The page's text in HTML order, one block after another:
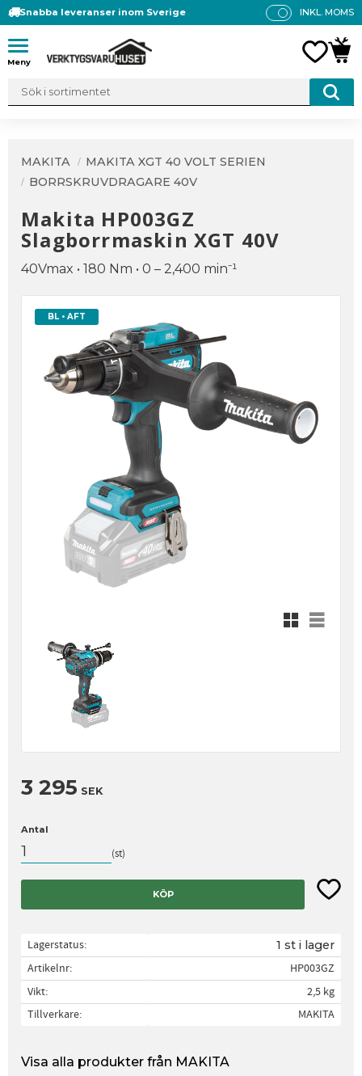
Meny
Snabba leveranser inom Sverige
P
INKL. MOMS
MAKITA
MAKITA XGT 40 VOLT SERIEN
BORRSKRUVDRAGARE 40V
Makita HP003GZ
Slagborrmaskin XGT 40V
40Vmax • 180 Nm • 0 – 2,400 min⁻¹
BL • AFT
Rutnätsvy
Listvy
3 295 SEK
Antal
st
KÖP Lägg
Lagerstatus 1 st i lager
Artikelnr
HP003GZ
Vikt
2,5 kg
Tillverkare
MAKITA
Visa alla produkter från MAKITA